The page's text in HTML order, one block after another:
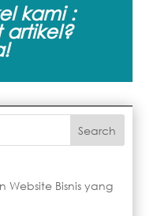
kami :
Website Bisnis yang